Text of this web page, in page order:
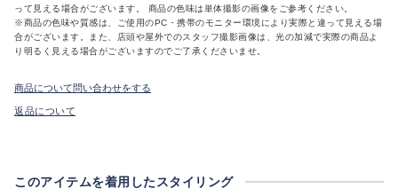
って見える場合がございます。 商品の色味は単体撮影の画像をご参考ください。
※商品の色味や質感は、ご使用のPC・携帯のモニター環境により実際と違って見える場
合がございます。また、店頭や屋外でのスタッフ撮影画像は、光の加減で実際の商品よ
り明るく見える場合がございますのでご了承くださいませ。
商品について問い合わせをする
返品について
このアイテムを着用したスタイリング